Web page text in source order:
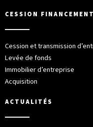
CESSION FINANCEMENT
Cession et transmission
Levée de fonds
Immobilier d’entreprise
Acquisition
ACTUALITÉS